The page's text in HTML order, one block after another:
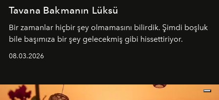
Tavana Bakmanın Lüksü
Bir zamanlar hiçbir şey olmamasını bilirdik. Şimdi boşluk
bile başımıza bir şey gelecekmiş gibi hissettiriyor.
08.03.2026